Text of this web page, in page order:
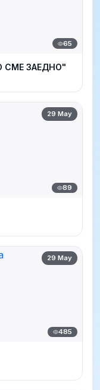
65
СМЕ ЗАЕДНО"
29 May
89
29 May
485